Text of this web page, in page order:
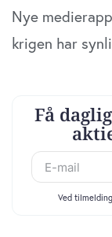
data med andre
de har
samtykker til
Nye
krigen har